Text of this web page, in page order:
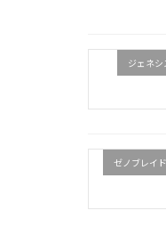
ジェネシ
ゼノブレイ